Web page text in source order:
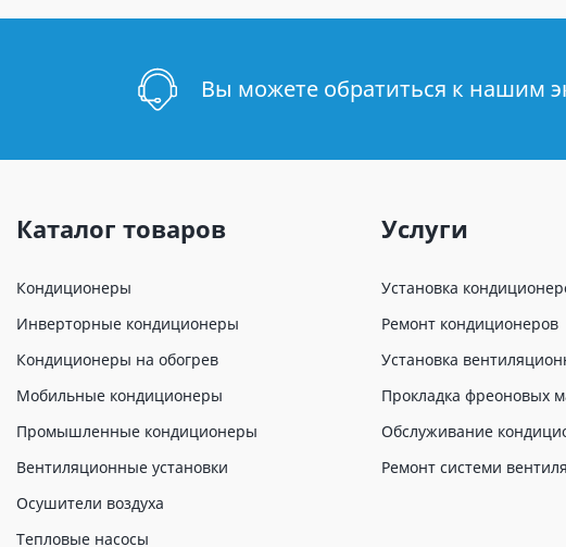
Вы можете обратиться к нашим
Каталог товаров
Кондиционеры
Инверторные кондиционеры
Кондиционеры на обогрев
Мобильные кондиционеры
Промышленные кондиционеры
Вентиляционные установки
Осушители воздуха
Тепловые насосы
Услуги
Установка
Ремонт кондиционеров
Установка
Прокладка фреоновых
Обслуживание
Ремонт системи